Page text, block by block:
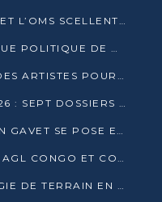
SANTÉ : LA FONDATION SNPC ET L’OMS SCELLENT UN PARTENARIAT STRATÉGIQUE DE TROIS ANS
L’UPRN SE RETIRE DU DIALOGUE POLITIQUE DE DJAMBALA : TENSIONS DANS LE PRÉ-ÉLECTORAL CONGOLAIS
DAVE MAFOULA À L’ÉCOUTE DES ARTISTES POUR REDÉFINIR SA POLITIQUE CULTURELLE
PRÉSIDENTIELLE DE MARS 2026 : SEPT DOSSIERS DE CANDIDATURE ENREGISTRÉS À LA CLÔTURE DES DÉPÔTS
PRÉSIDENTIELLE 2026 : DESTIN GAVET SE POSE EN CANDIDAT DU « RAS-LE-BOL »
EMPLOYABILITÉ DES JEUNES : AGL CONGO ET CONGO TERMINAL S’ALLIENT À UCAC-ICAM
LE MJPU DÉPLOIE SA STRATÉGIE DE TERRAIN EN FAVEUR DE DSN